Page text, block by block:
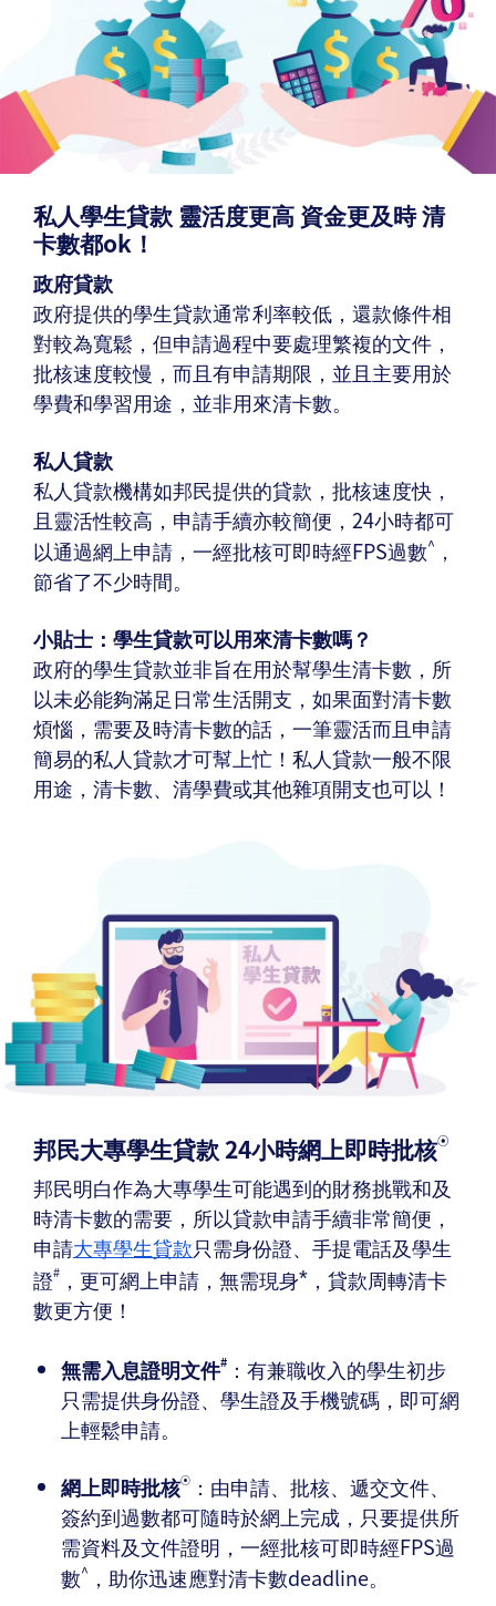
私人學生貸款 靈活度更高 資金更及時 清
卡數都ok！
政府貸款
政府提供的學生貸款通常利率較低，還款條件相
對較為寬鬆，但申請過程中要處理繁複的文件，
批核速度較慢，而且有申請期限，並且主要用於
學費和學習用途，並非用來清卡數。
私人貸款
私人貸款機構如邦民提供的貸款，批核速度快，
且靈活性較高，申請手續亦較簡便，24小時都可
以通過網上申請，一經批核可即時經FPS過數^ ，
節省了不少時間。
小貼士：學生貸款可以用來清卡數嗎？
政府的學生貸款並非旨在用於幫學生清卡數，所
以未必能夠滿足日常生活開支，如果面對清卡數
煩惱，需要及時清卡數的話，一筆靈活而且申請
簡易的私人貸款才可幫上忙！私人貸款一般不限
用途，清卡數、清學費或其他雜項開支也可以！
邦民大專學生貸款 24小時網上即時批核⦿
邦民明白作為大專學生可能遇到的財務挑戰和及
時清卡數的需要，所以貸款申請手續非常簡便，
申請大專學生貸款只需身份證、手提電話及學生
證# ，更可網上申請，無需現身* ，貸款周轉清卡
數更方便！
無需入息證明文件# ：有兼職收入的學生初步
只需提供身份證、學生證及手機號碼，即可網
上輕鬆申請。
網上即時批核⦿
：由申請、批核、遞交文件、
簽約到過數都可隨時於網上完成，只要提供所
需資料及文件證明，一經批核可即時經FPS過
數^ ，助你迅速應對清卡數deadline。